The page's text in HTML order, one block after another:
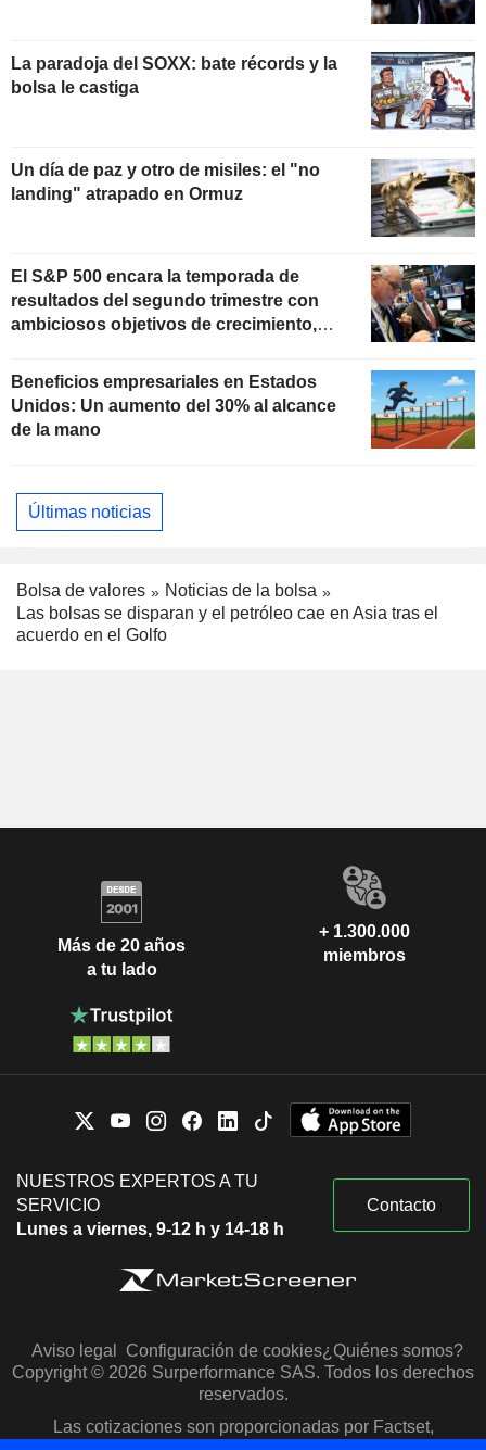
La paradoja del SOXX: bate récords y la
bolsa le castiga
Un día de paz y otro de misiles: el "no
landing" atrapado en Ormuz
El S&P 500 encara la temporada de
resultados del segundo trimestre con
ambiciosos objetivos de crecimiento,
Beneficios empresariales en Estados
Unidos: Un aumento del 30% al alcance
de la mano
Últimas noticias
Bolsa de valores
Noticias de la bolsa
Las bolsas se disparan y el petróleo cae en Asia tras el
acuerdo en el Golfo
Más de 20 años
a tu lado
+ 1.300.000
miembros
NUESTROS EXPERTOS A TU
SERVICIO
Lunes a viernes, 9-12 h y 14-18 h
Contacto
Aviso legal Configuración de cookies¿Quiénes somos?
Copyright © 2026 Surperformance SAS. Todos los derechos
reservados.
Las cotizaciones son proporcionadas por Factset,